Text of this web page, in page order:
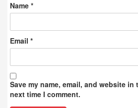
Name *
Email *
Save my name, email, and website
next time I comment.